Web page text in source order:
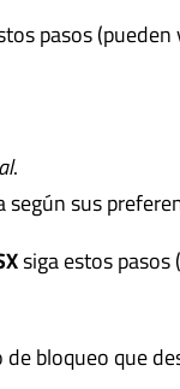
pasos
.
sus
siga estos
bloqueo que